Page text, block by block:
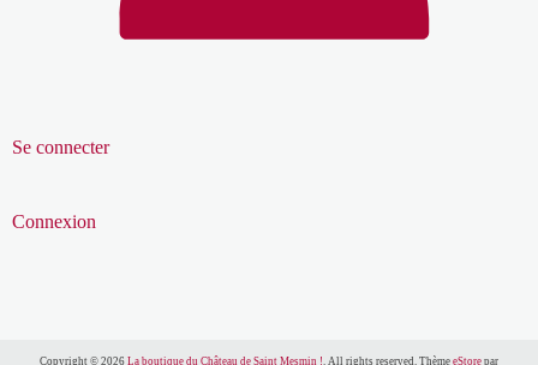
Se connecter
Connexion
Copyright © 2026 La boutique du Château de Saint Mesmin !. All rights reserved. Thème eStorepar